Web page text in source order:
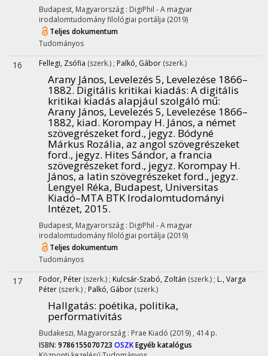
Budapest, Magyarország : DigiPhil - A magyar
irodalomtudomány filológiai portálja (2019)
Teljes dokumentum
Tudományos
16 Fellegi, Zsófia (szerk.) ; Palkó, Gábor (szerk.)
Arany János, Levelezés 5, Levelezése 1866–
1882. Digitális kritikai kiadás: A digitális
kritikai kiadás alapjául szolgáló mű:
Arany János, Levelezés 5, Levelezése 1866–
1882, kiad. Korompay H. János, a német
szövegrészeket ford., jegyz. Bódyné
Márkus Rozália, az angol szövegrészeket
ford., jegyz. Hites Sándor, a francia
szövegrészeket ford., jegyz. Korompay H.
János, a latin szövegrészeket ford., jegyz.
Lengyel Réka, Budapest, Universitas
Kiadó–MTA BTK Irodalomtudományi
Intézet, 2015.
Budapest, Magyarország : DigiPhil - A magyar
irodalomtudomány filológiai portálja (2019)
Teljes dokumentum
Tudományos
17 Fodor, Péter (szerk.) ; Kulcsár-Szabó, Zoltán (szerk.) ; L., Varga
Péter (szerk.) ; Palkó, Gábor (szerk.)
Hallgatás: poétika, politika,
performativitás
Budakeszi, Magyarország : Prae Kiadó (2019) , 414 p.
ISBN: 9786155070723 OSZKEgyéb katalógus